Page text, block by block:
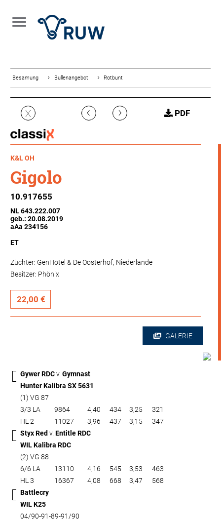
Besamung Bullenangebot Rotbunt
X ‹ › PDF
K&L OH
Gigolo
10.917655
NL 643.222.007
geb.: 20.08.2019
aAa 234156
ET
Züchter: GenHotel & De Oosterhof, Niederlande
Besitzer: Phönix
22,00 €
GALERIE
Gywer RDCv. Gymnast
Hunter Kalibra SX 5631
(1) VG 87
3/3 LA
9864 4,40 434 3,25
321
HL 2
11027 3,96 437 3,15
347
Styx Red v. Entitle RDC
WIL Kalibra RDC
(2) VG 88
6/6 LA
13110 4,16 545 3,53
463
HL 3
16367 4,08 668 3,47
568
Battlecry
WIL K25
04/90-91-89-91/90